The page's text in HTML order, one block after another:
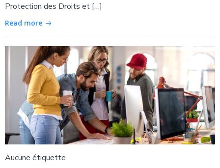
Protection des Droits et […]
Read more
Aucune étiquette